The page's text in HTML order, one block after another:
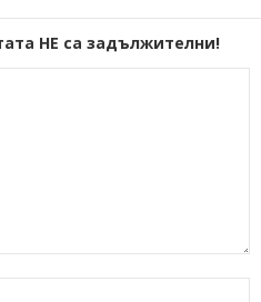
НЕ са задължителни!